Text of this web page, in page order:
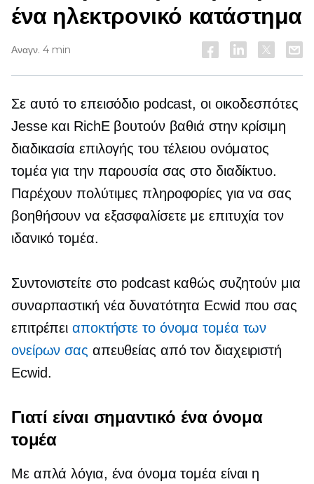
ένα ηλεκτρονικό κατάστημα
Αναγν. 4 min
Σε αυτό το επεισόδιο podcast, οι οικοδεσπότες
Jesse και RichE βουτούν βαθιά στην κρίσιμη
διαδικασία επιλογής του τέλειου ονόματος
τομέα για την παρουσία σας στο διαδίκτυο.
Παρέχουν πολύτιμες πληροφορίες για να σας
βοηθήσουν να εξασφαλίσετε με επιτυχία τον
ιδανικό τομέα.
Συντονιστείτε στο podcast καθώς συζητούν μια
συναρπαστική νέα δυνατότητα Ecwid που σας
επιτρέπειαποκτήστε το όνομα τομέα των
ονείρων σας απευθείας από τον διαχειριστή
Ecwid.
Γιατί είναι σημαντικό ένα όνομα
τομέα
Με απλά λόγια, ένα όνομα τομέα είναι η